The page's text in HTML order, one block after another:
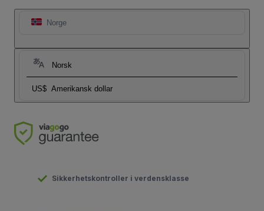
Norge
Norsk
US$ Amerikansk dollar
Sikkerhetskontroller i verdensklasse